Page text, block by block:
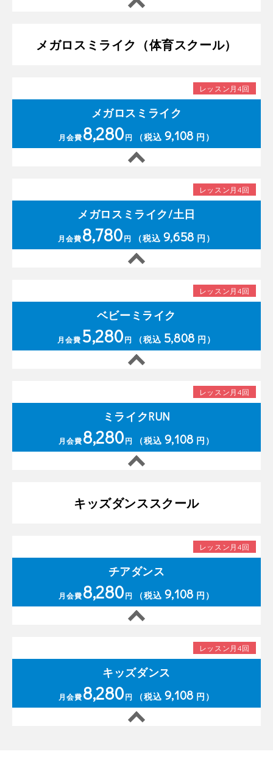
メガロスミライク（体育スクール）
レッスン月4回
メガロスミライク
月会費8,280円 （税込 9,108 円）
レッスン月4回
メガロスミライク/土日
月会費8,780円 （税込 9,658 円）
レッスン月4回
ベビーミライク
月会費5,280円 （税込 5,808 円）
レッスン月4回
ミライクRUN
月会費8,280円 （税込 9,108 円）
キッズダンススクール
レッスン月4回
チアダンス
月会費8,280円 （税込 9,108 円）
レッスン月4回
キッズダンス
月会費8,280円 （税込 9,108 円）